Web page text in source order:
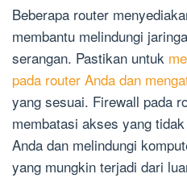
Beberapa router
membantu melindungi
serangan. Pastikan untuk
pada router Anda dan
yang sesuai. Firewall pada
membatasi akses yang
Anda dan melindungi
yang mungkin terjadi dari